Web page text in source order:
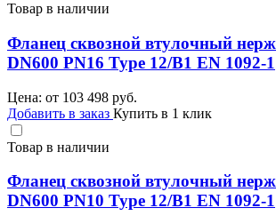
Товар в наличии
Фланец сквозной втулочный
DN600 PN16 Type 12/B1 EN 1092-1
Цена: от 103 498 руб.
Добавить в заказ Купить в 1 клик
Товар в наличии
Фланец сквозной втулочный
DN600 PN10 Type 12/B1 EN 1092-1